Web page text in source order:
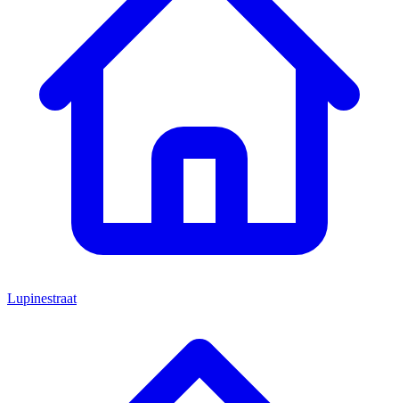
Lupinestraat